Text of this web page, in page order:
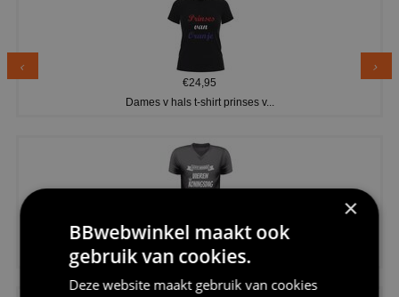
€24,95
Dames v hals t-shirt prinses v...
€24,95
Koningsdag shirt heren v-hals ...
×
BBwebwinkel maakt ook
gebruik van cookies.
Deze website maakt gebruik van cookies